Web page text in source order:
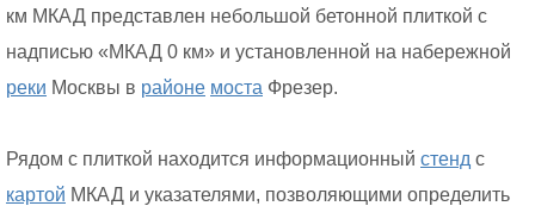
км МКАД представлен небольшой бетонной плиткой с
надписью «МКАД 0 км» и установленной на набережной
реки Москвы в районе моста Фрезер.
Рядом с плиткой находится информационный стенд с
картой МКАД и указателями, позволяющими определить